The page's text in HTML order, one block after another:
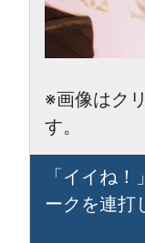
※画像はク
す。
「イイね
ークを連打